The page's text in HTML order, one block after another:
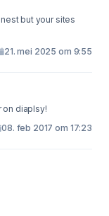
but your sites
21. mei 2025 om 9:55
on diaplsy!
08. feb 2017 om 17:23